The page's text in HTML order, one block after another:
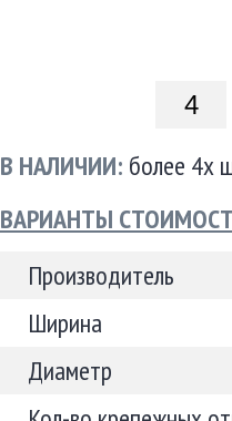
В НАЛИЧИИ: более 4х
ВАРИАНТЫ
Производитель
Ширина
Диаметр